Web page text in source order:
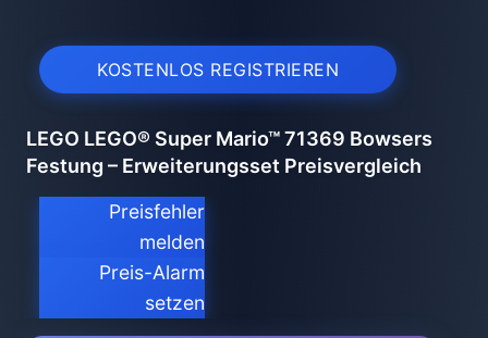
KOSTENLOS REGISTRIEREN
LEGO LEGO® Super Mario™ 71369 Bowsers
Festung – Erweiterungsset Preisvergleich
Preisfehler
melden
Preis-Alarm
setzen